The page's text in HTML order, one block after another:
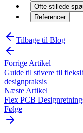
Ofte stillede
Referencer
Tilbage til Blog
Forrige Artikel
Guide til stivere til
designpraksis
Næste Artikel
Flex PCB
Følge